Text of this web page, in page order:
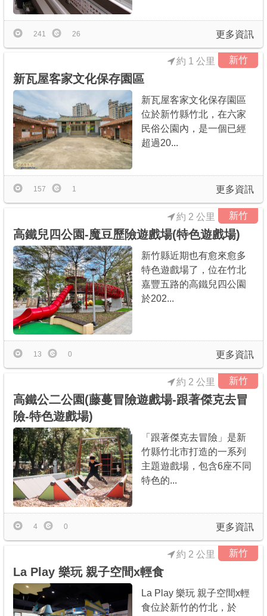
更多資訊
241 26
新竹
新瓦屋客家文化保存園區
約 1 公里
新瓦屋客家文化保存園區
位於新竹縣竹北，在六家
民俗公園內，是一個已經
超過20...
更多資訊
157 1
新竹
高鐵兒四公園-魔豆歷險遊戲場(特色遊戲場)
約 2 公里
新竹縣近期也有愈來愈多
特色遊戲場了，位在竹北
嘉豐五路的高鐵兒四公園
於202...
更多資訊
13 0
新竹
高鐵公二公園(藤蔓冒險遊戲場-跟著傑克去冒
險-特色遊戲場)
約 2 公里
「跟著傑克去冒險」是新
竹縣竹北市打造的一系列
主題遊戲場，包含6座不同
特色的...
更多資訊
4 0
新竹
La Play 樂玩 親子空間x輕食
約 2 公里
La Play 樂玩 親子空間x輕
食位於新竹的竹北，於